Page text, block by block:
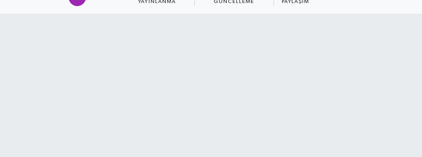
YAYINLANMA GÜNCELLEME PAYLAŞIM